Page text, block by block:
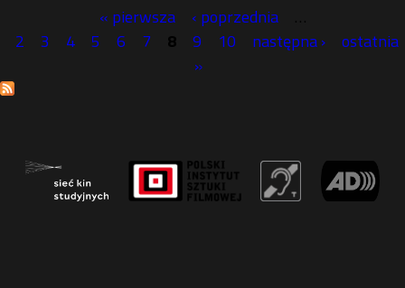
t
« pierwsza ‹ poprzednia
…
2
3 4 5 6 7 8 9 10 następna ›
ostatnia
»